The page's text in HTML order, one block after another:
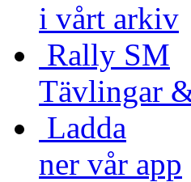
i vårt arkiv
Rally SM
Tävlingar
Ladda
ner vår app